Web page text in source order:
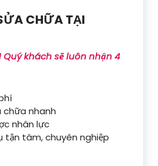
CHỮA TẠI
Quý khách sẽ luôn nhận 4
chữa nhanh
nhân lực
tận tâm, chuyên nghiệp